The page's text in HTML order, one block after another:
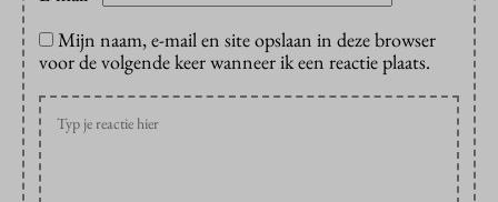
Mijn naam, e-mail en site opslaan in deze browser
voor de volgende keer wanneer ik een reactie plaats.